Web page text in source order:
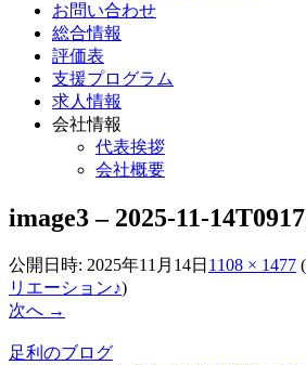
お問い合わせ
総合情報
評価表
支援プログラム
求人情報
会社情報
代表挨拶
会社概要
image3 – 2025-11-
公開日時: 2025年11月14日 1108 × 1477 (
リエーション♪)
次へ →
足利のブログ